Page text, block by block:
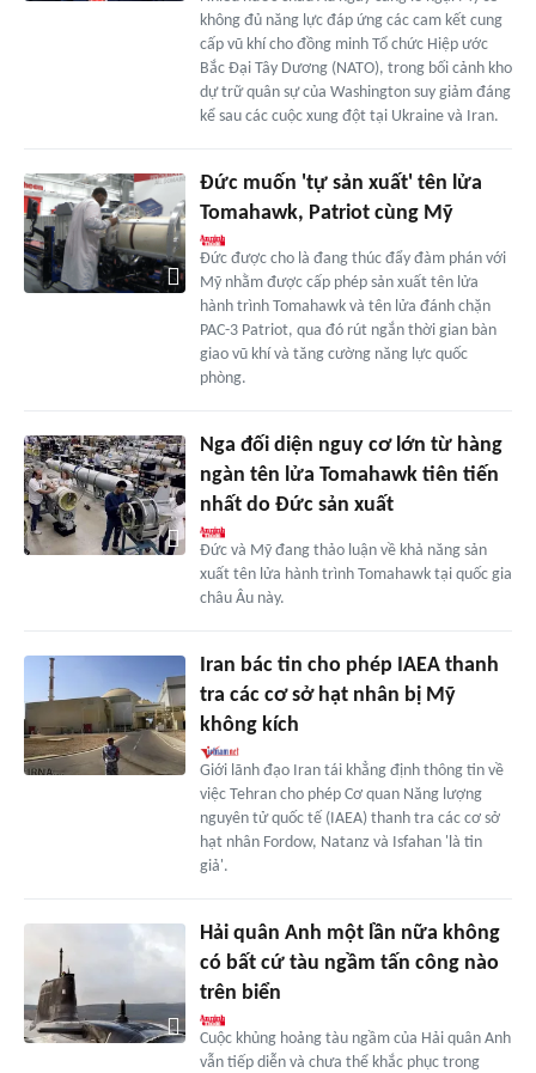
không đủ năng lực đáp ứng các cam kết cung
cấp vũ khí cho đồng minh Tổ chức Hiệp ước
Bắc Đại Tây Dương (NATO), trong bối cảnh kho
dự trữ quân sự của Washington suy giảm đáng
kể sau các cuộc xung đột tại Ukraine và Iran.
Đức muốn 'tự sản xuất' tên lửa
Tomahawk, Patriot cùng Mỹ
Đức được cho là đang thúc đẩy đàm phán với
Mỹ nhằm được cấp phép sản xuất tên lửa
hành trình Tomahawk và tên lửa đánh chặn
PAC-3 Patriot, qua đó rút ngắn thời gian bàn
giao vũ khí và tăng cường năng lực quốc
phòng.
Nga đối diện nguy cơ lớn từ hàng
ngàn tên lửa Tomahawk tiên tiến
nhất do Đức sản xuất
Đức và Mỹ đang thảo luận về khả năng sản
xuất tên lửa hành trình Tomahawk tại quốc gia
châu Âu này.
Iran bác tin cho phép IAEA thanh
tra các cơ sở hạt nhân bị Mỹ
không kích
Giới lãnh đạo Iran tái khẳng định thông tin về
việc Tehran cho phép Cơ quan Năng lượng
nguyên tử quốc tế (IAEA) thanh tra các cơ sở
hạt nhân Fordow, Natanz và Isfahan 'là tin
giả'.
Hải quân Anh một lần nữa không
có bất cứ tàu ngầm tấn công nào
trên biển
Cuộc khủng hoảng tàu ngầm của Hải quân Anh
vẫn tiếp diễn và chưa thể khắc phục trong